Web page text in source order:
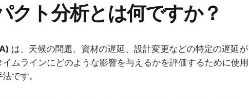
クト分析とは何ですか？
は、天候の問題、資材の遅延、設計変更などの特定の遅延が
ムラインにどのような影響を与えるかを評価するために使用
です。